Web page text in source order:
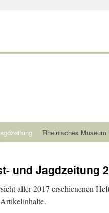
Rheinisches
und Jagdzeitung
aller 2017 erschienenen